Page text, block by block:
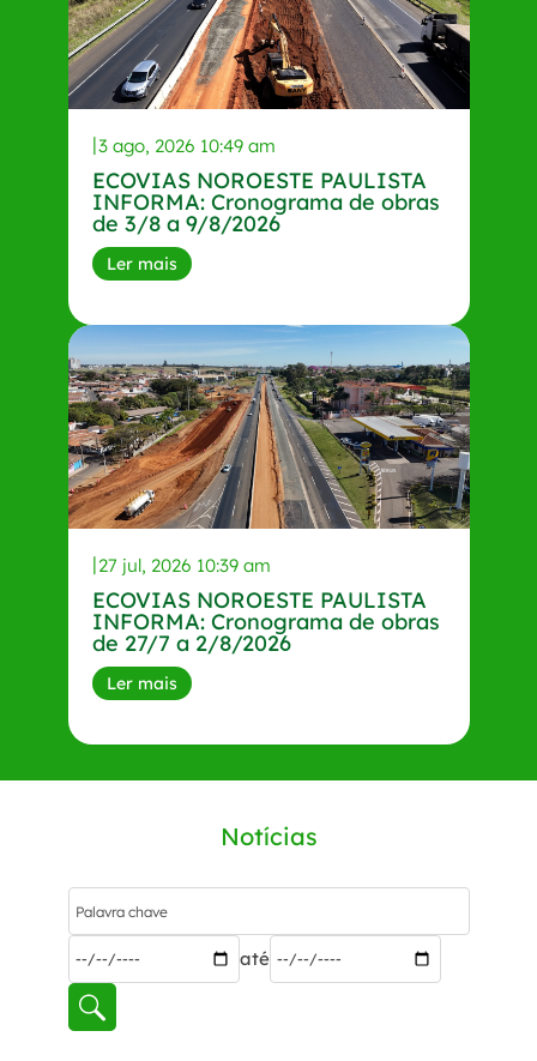
3 ago, 2026 10:49 am
ECOVIAS NOROESTE PAULISTA
INFORMA: Cronograma de obras
de 3/8 a 9/8/2026
Ler mais
27 jul, 2026 10:39 am
ECOVIAS NOROESTE PAULISTA
INFORMA: Cronograma de obras
de 27/7 a 2/8/2026
Ler mais
Notícias
até